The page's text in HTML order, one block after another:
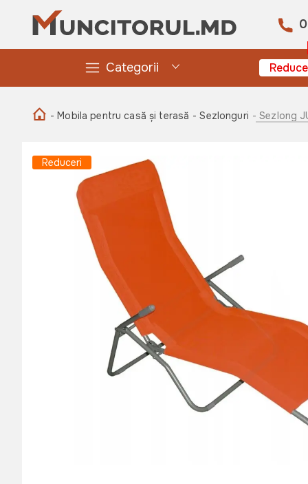
Categorii
- Mobila pentru casă și terasă - Sezlonguri - Sezlong
Reduceri